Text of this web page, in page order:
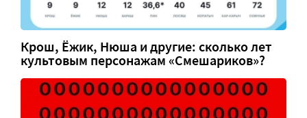
Крош, Ёжик, Нюша и другие: сколько лет
культовым персонажам «Смешариков»?